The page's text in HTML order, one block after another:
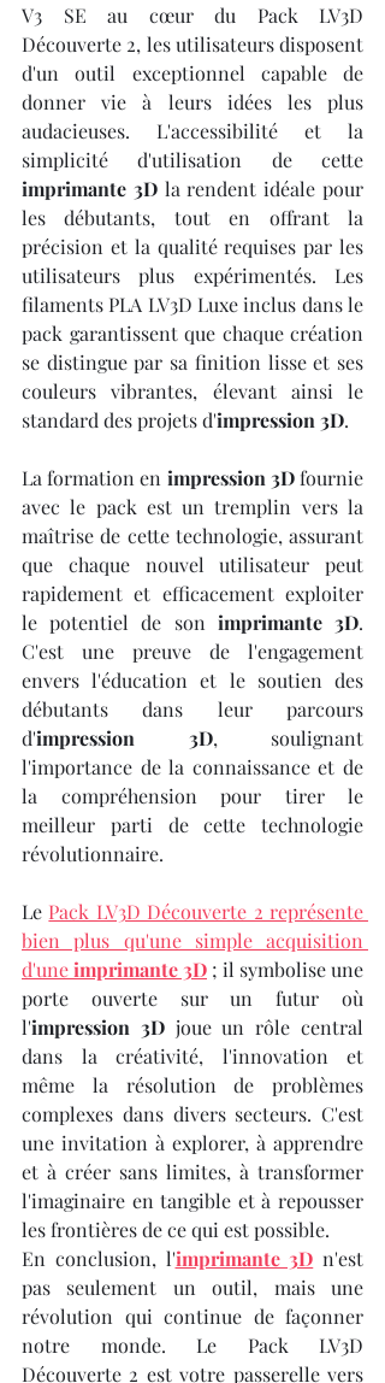
V3 SE au cœur du Pack LV3D
Découverte 2, les utilisateurs disposent
d'un outil exceptionnel capable de
donner vie à leurs idées les plus
audacieuses. L'accessibilité et la
imprimante 3D la rendent idéale pour
les débutants, tout en offrant la
précision et la qualité requises par les
utilisateurs plus expérimentés. Les
filaments PLA LV3D Luxe inclus dans le
pack garantissent que chaque création
se distingue par sa finition lisse et ses
couleurs vibrantes, élevant ainsi le
standard des projets d'impression 3D.
La formation en impression 3D fournie
avec le pack est un tremplin vers la
maîtrise de cette technologie, assurant
que chaque nouvel utilisateur peut
rapidement et efficacement exploiter
le potentiel de son imprimante 3D.
C'est une preuve de l'engagement
envers l'éducation et le soutien des
débutants dans leur parcours
d'impression 3D, soulignant
l'importance de la connaissance et de
la compréhension pour tirer le
meilleur parti de cette technologie
révolutionnaire.
Le Pack LV3D Découverte 2 représente
bien plus qu'une simple acquisition
d'une imprimante 3D ; il symbolise une
porte ouverte sur un futur où
l'impression 3D joue un rôle central
dans la créativité, l'innovation et
même la résolution de problèmes
complexes dans divers secteurs. C'est
une invitation à explorer, à apprendre
et à créer sans limites, à transformer
l'imaginaire en tangible et à repousser
les frontières de ce qui est possible.
En conclusion, l'imprimante 3D n'est
pas seulement un outil, mais une
révolution qui continue de façonner
notre monde. Le Pack LV3D
Découverte 2 est votre passerelle vers